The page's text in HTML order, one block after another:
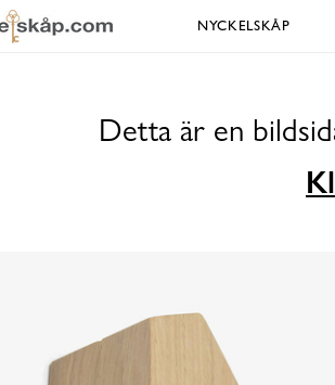
NYCKELSKÅP
Detta är en